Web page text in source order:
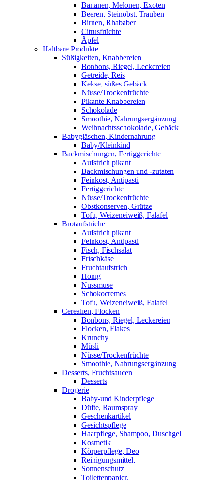
Bananen, Melonen, Exoten
Beeren, Steinobst, Trauben
Birnen, Rhababer
Citrusfrüchte
Äpfel
Haltbare Produkte
Süßigkeiten, Knabbereien
Bonbons, Riegel, Leckereien
Getreide, Reis
Kekse, süßes Gebäck
Nüsse/Trockenfrüchte
Pikante Knabbereien
Schokolade
Smoothie, Nahrungsergänzung
Weihnachtsschokolade, Gebäck
Babygläschen, Kindernahrung
Baby/Kleinkind
Backmischungen, Fertiggerichte
Aufstrich pikant
Backmischungen und -zutaten
Feinkost, Antipasti
Fertiggerichte
Nüsse/Trockenfrüchte
Obstkonserven, Grütze
Tofu, Weizeneiweiß, Falafel
Brotaufstriche
Aufstrich pikant
Feinkost, Antipasti
Fisch, Fischsalat
Frischkäse
Fruchtaufstrich
Honig
Nussmuse
Schokocremes
Tofu, Weizeneiweiß, Falafel
Cerealien, Flocken
Bonbons, Riegel, Leckereien
Flocken, Flakes
Krunchy
Müsli
Nüsse/Trockenfrüchte
Smoothie, Nahrungsergänzung
Desserts, Fruchtsaucen
Desserts
Drogerie
Baby-und Kinderpflege
Düfte, Raumspray
Geschenkartikel
Gesichtspflege
Haarpflege, Shampoo, Duschgel
Kosmetik
Körperpflege, Deo
Reinigungsmittel,
Sonnenschutz
Toilettenpapier,